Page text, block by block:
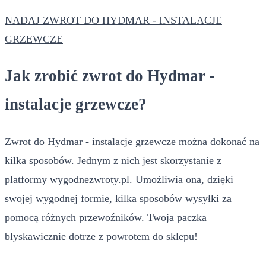
NADAJ ZWROT DO HYDMAR - INSTALACJE
GRZEWCZE
Jak zrobić zwrot do Hydmar -
instalacje grzewcze?
Zwrot do Hydmar - instalacje grzewcze można dokonać na
kilka sposobów. Jednym z nich jest skorzystanie z
platformy wygodnezwroty.pl. Umożliwia ona, dzięki
swojej wygodnej formie, kilka sposobów wysyłki za
pomocą różnych przewoźników. Twoja paczka
błyskawicznie dotrze z powrotem do sklepu!